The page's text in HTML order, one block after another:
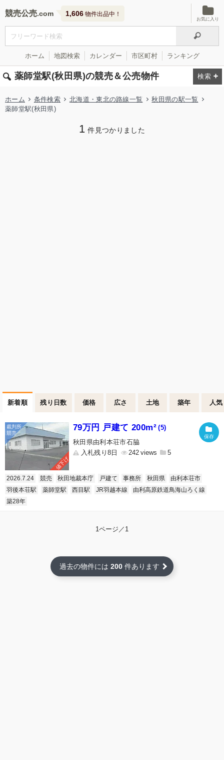
競売公売 1,606 物件出品中！
お気に入り
ホーム 地図検索 カレンダー 市区町村 ランキング
薬師堂駅(秋田県)の競売＆公売物件
ホーム 条件検索 北海道・東北の路線一覧
秋田県の駅一覧
薬師堂駅(秋田県)
1 件見つかりました
新着順 残り日数 価格 広さ 土地 築年 人気
値下げ
79万円 戸建て 200m² (5)
秋田県由利本荘市石脇
入札残り8日
242 5
2026.7.24 競売 秋田地裁本庁 戸建て 事務所 秋田県
由利本荘市
羽後本荘駅
薬師堂駅 西目駅 JR羽越本線
由利高原鉄道鳥海山ろく線
築28年
1ページ／1
過去の物件には 200 件あります